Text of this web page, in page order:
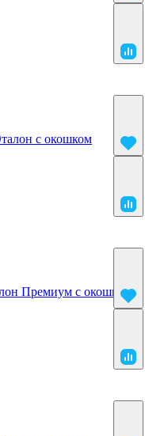
с окошком
Премиум с окошком